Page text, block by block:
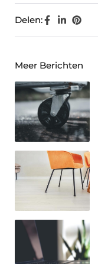
Delen:
Meer Berichten